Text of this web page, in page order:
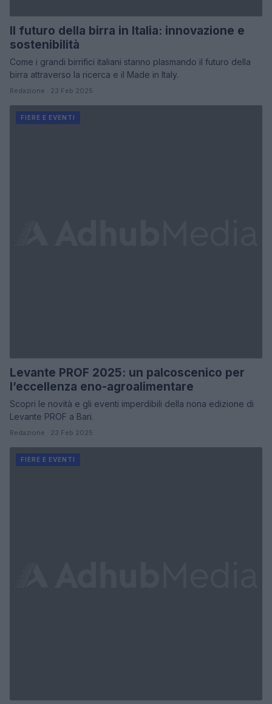
Il futuro della birra in Italia: innovazione e
sostenibilità
Come i grandi birrifici italiani stanno plasmando il futuro della
birra attraverso la ricerca e il Made in Italy.
Redazione · 23 Feb 2025
FIERE E EVENTI
Levante PROF 2025: un palcoscenico per
l’eccellenza eno-agroalimentare
Scopri le novità e gli eventi imperdibili della nona edizione di
Levante PROF a Bari.
Redazione · 23 Feb 2025
FIERE E EVENTI